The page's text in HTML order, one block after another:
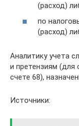
(расход)
по
(расход)
Аналитику учета
и претензиям (для
счете 68),
Источники: